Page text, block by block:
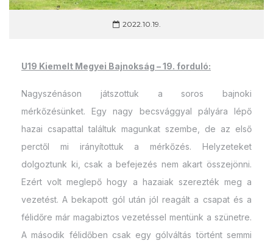
2022.10.19.
U19 Kiemelt Megyei Bajnokság – 19. forduló:
Nagyszénáson játszottuk a soros bajnoki
mérkőzésünket. Egy nagy becsvággyal pályára lépő
hazai csapattal találtuk magunkat szembe, de az első
perctől mi irányítottuk a mérkőzés. Helyzeteket
dolgoztunk ki, csak a befejezés nem akart összejönni.
Ezért volt meglepő hogy a hazaiak szerezték meg a
vezetést. A bekapott gól után jól reagált a csapat és a
félidőre már magabiztos vezetéssel mentünk a szünetre.
A második félidőben csak egy gólváltás történt semmi